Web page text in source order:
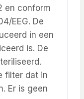
en conform
EEG. De
in een
is. De
filter dat in
Er is geen